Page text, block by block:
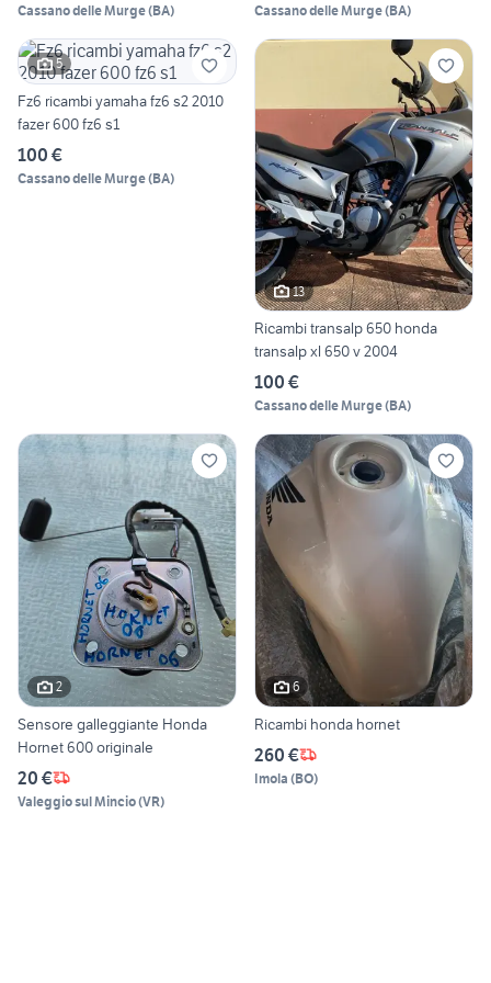
Cassano delle Murge(BA) Cassano delle Murge(BA)
5
Fz6 ricambi yamaha fz6 s2 2010
fazer 600 fz6 s1
100 €
Cassano delle Murge(BA)
13
Ricambi transalp 650 honda
transalp xl 650 v 2004
100 €
Cassano delle Murge(BA)
2
Sensore galleggiante Honda
Hornet 600 originale
20 €
Valeggio sul Mincio(VR)
6
Ricambi honda hornet
260 €
Imola (BO)